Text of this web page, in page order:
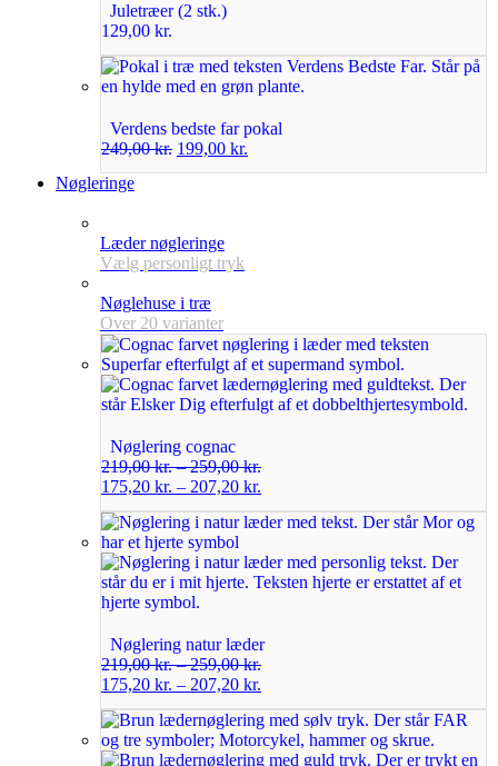
Juletræer (2 stk.)
129,00 kr.
Verdens bedste far pokal
249,00kr. 199,00 kr.
Nøgleringe
Læder nøgleringe
Vælg personligt tryk
Nøglehuse i træ
Over 20 varianter
Nøglering cognac
219,00kr.–259,00kr.
175,20 kr. – 207,20 kr.
Nøglering natur læder
219,00kr.–259,00kr.
175,20 kr. – 207,20 kr.